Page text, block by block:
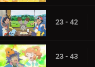
23 - 42
23 - 43